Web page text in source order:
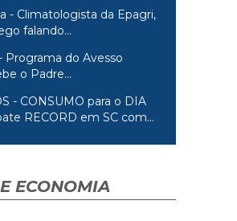
- Climatologista da Epagri,
falando...
Programa do Avesso
o Padre...
- CONSUMO para o DIA
RECORD em SC com...
ECONOMIA